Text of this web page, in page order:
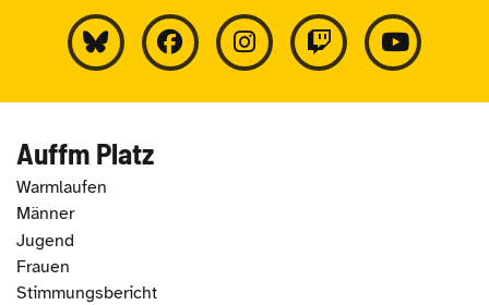
Auffm Platz
Warmlaufen
Männer
Jugend
Frauen
Stimmungsbericht